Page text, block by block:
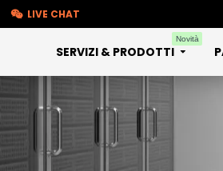
LIVE CHAT
SERVIZI & PRODOTTI
Novità